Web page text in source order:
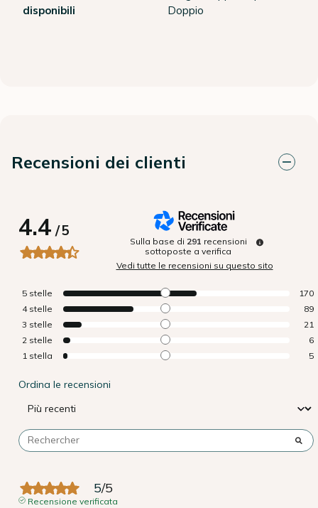
disponibili
Doppio
Recensioni dei clienti
4.4/5
Sulla base di 291 recensioni
sottoposte a verifica
Vedi tutte le recensioni su questo sito
5 stelle
170
4 stelle
89
3 stelle
21
2 stelle
6
1 stella 5
Ordina le recensioni
5/5
Recensione verificata